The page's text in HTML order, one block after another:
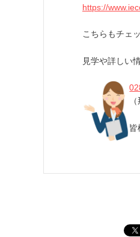
https://
こちらもチェ
見学や詳しい
皆